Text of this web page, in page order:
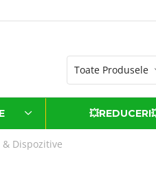
Dispozitive